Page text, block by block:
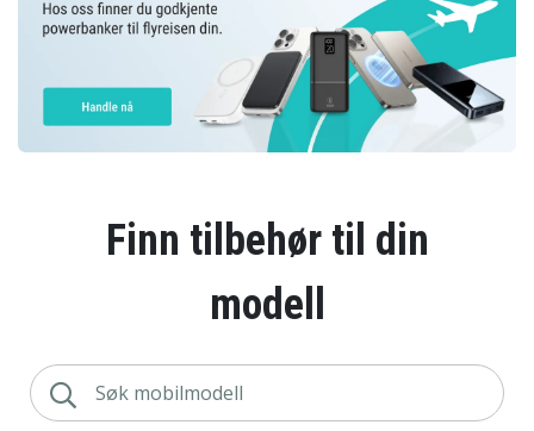
Finn tilbehør til din
modell